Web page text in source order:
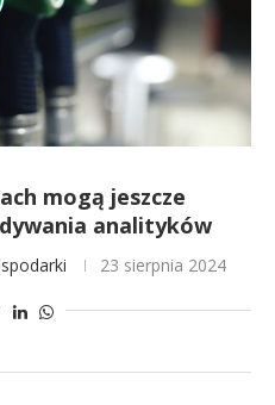
mogą jeszcze
analityków
23 sierpnia 2024